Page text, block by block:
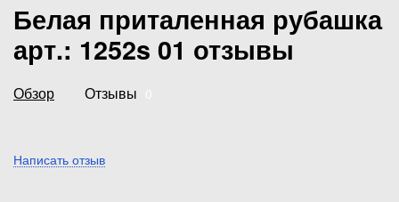
Белая приталенная рубашка
арт.: 1252s 01 отзывы
Обзор Отзывы
Написать отзыв